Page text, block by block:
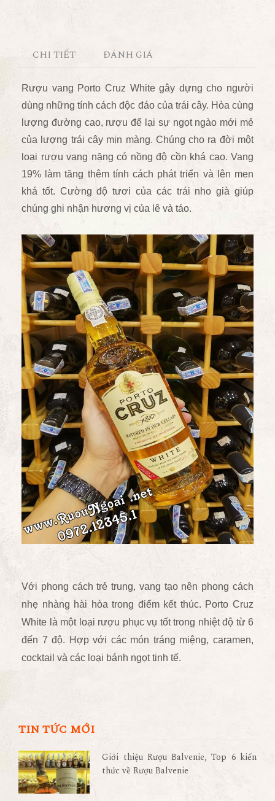
CHI TIẾT ĐÁNH GIÁ
Rượu vang Porto Cruz White gây dựng cho người
dùng những tính cách độc đáo của trái cây. Hòa cùng
lượng đường cao, rượu để lại sự ngọt ngào mới mẻ
của lượng trái cây mịn màng. Chúng cho ra đời một
loại rượu vang nặng có nồng độ cồn khá cao. Vang
19% làm tăng thêm tính cách phát triển và lên men
khá tốt. Cường độ tươi của các trái nho già giúp
chúng ghi nhận hương vị của lê và táo.
Với phong cách trẻ trung, vang tạo nên phong cách
nhẹ nhàng hài hòa trong điểm kết thúc. Porto Cruz
White là một loại rượu phục vụ tốt trong nhiệt độ từ 6
đến 7 độ. Hợp với các món tráng miệng, caramen,
cocktail và các loại bánh ngọt tinh tế.
TIN TỨC MỚI
Giới thiệu Rượu Balvenie, Top 6 kiến
thức về Rượu Balvenie